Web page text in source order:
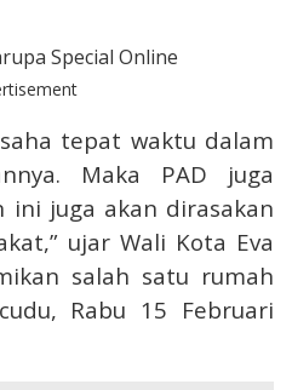
tepat waktu dalam
Maka PAD juga
ini juga akan dirasakan
ujar Wali Kota Eva
salah satu rumah
Rabu 15 Februari